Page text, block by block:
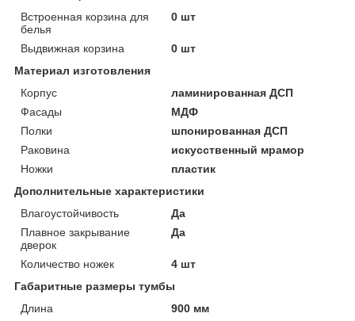
Встроенная корзина для
белья
0 шт
Выдвижная корзина
0 шт
Материал изготовления
Корпус
ламинированная ДСП
Фасады
МДФ
Полки
шпонированная ДСП
Раковина
искусственный мрамор
Ножки
пластик
Дополнительные характеристики
Влагоустойчивость
Да
Плавное закрывание
дверок
Да
Количество ножек
4 шт
Габаритные размеры тумбы
Длина
900 мм